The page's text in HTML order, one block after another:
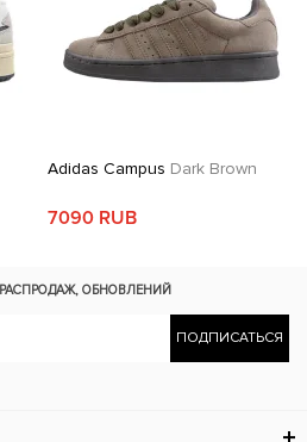
Adidas Campus Dark Brown
7090 RUB
РАСПРОДАЖ, ОБНОВЛЕНИЙ
ПОДПИСАТЬСЯ